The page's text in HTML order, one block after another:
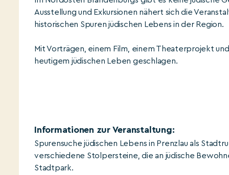
Ausstellung und Exkursionen nähert sich die
historischen Spuren jüdischen Lebens in der Region.
Mit Vorträgen, einem Film, einem Theaterprojekt
heutigem jüdischen Leben geschlagen.
Informationen zur Veranstaltung:
Spurensuche jüdischen Lebens in Prenzlau als
verschiedene Stolpersteine, die an jüdische
Stadtpark.